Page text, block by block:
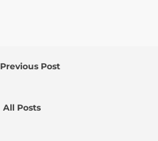
Previous Post
All Posts